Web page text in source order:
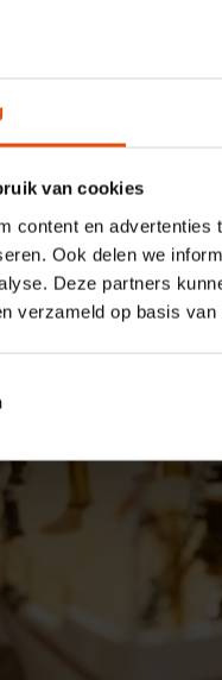
van cookies
content en
Ook delen we
Deze partners
verzameld op basis